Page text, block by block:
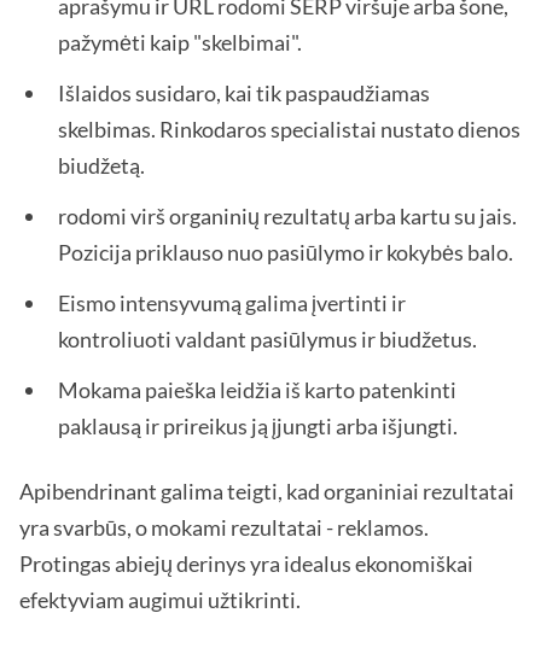
aprašymu ir URL rodomi SERP viršuje arba šone,
pažymėti kaip "skelbimai".
Išlaidos susidaro, kai tik paspaudžiamas
skelbimas. Rinkodaros specialistai nustato dienos
biudžetą.
rodomi virš organinių rezultatų arba kartu su jais.
Pozicija priklauso nuo pasiūlymo ir kokybės balo.
Eismo intensyvumą galima įvertinti ir
kontroliuoti valdant pasiūlymus ir biudžetus.
Mokama paieška leidžia iš karto patenkinti
paklausą ir prireikus ją įjungti arba išjungti.
Apibendrinant galima teigti, kad organiniai rezultatai
yra svarbūs, o mokami rezultatai - reklamos.
Protingas abiejų derinys yra idealus ekonomiškai
efektyviam augimui užtikrinti.